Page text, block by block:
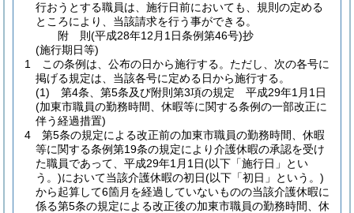
行おうとする職員は、施行日前においても、規則の定める
ところにより、当該請求を行う事ができる。
附 則(平成28年12月1日条例第46号)抄
(施行期日等)
1
この条例は、公布の日から施行する。 ただし、次の各号に
掲げる規定は、当該各号に定める日から施行する。
(1)
第4条、第5条及び附則第3項の規定 平成29年1月1日
(加東市職員の勤務時間、休暇等に関する条例の一部改正に
伴う経過措置)
4
第5条の規定による改正前の加東市職員の勤務時間、休暇
等に関する条例第19条の規定により介護休暇の承認を受け
た職員であって、平成29年1月1日(以下「施行日」とい
う。)において当該介護休暇の初日(以下「初日」という。)
から起算して6箇月を経過していないものの当該介護休暇に
係る第5条の規定による改正後の加東市職員の勤務時間、休